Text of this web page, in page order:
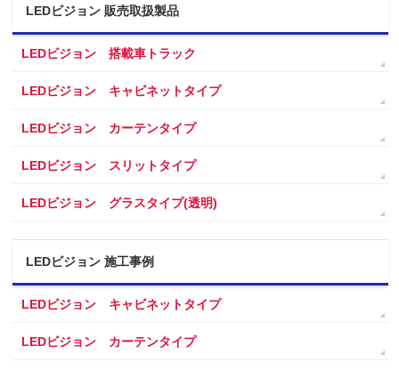
LEDビジョン 販売取扱製品
LEDビジョン 搭載車トラック
LEDビジョン キャビネットタイプ
LEDビジョン カーテンタイプ
LEDビジョン スリットタイプ
LEDビジョン グラスタイプ(透明)
LEDビジョン 施工事例
LEDビジョン キャビネットタイプ
LEDビジョン カーテンタイプ